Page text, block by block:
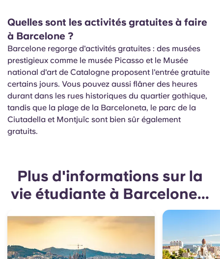
Quelles sont les activités gratuites à faire
à Barcelone ?
Barcelone regorge d'activités gratuites : des musées
prestigieux comme le musée Picasso et le Musée
national d'art de Catalogne proposent l'entrée gratuite
certains jours. Vous pouvez aussi flâner des heures
durant dans les rues historiques du quartier gothique,
tandis que la plage de la Barceloneta, le parc de la
Ciutadella et Montjuïc sont bien sûr également
gratuits.
Plus d'informations sur la
vie étudiante à Barcelone...